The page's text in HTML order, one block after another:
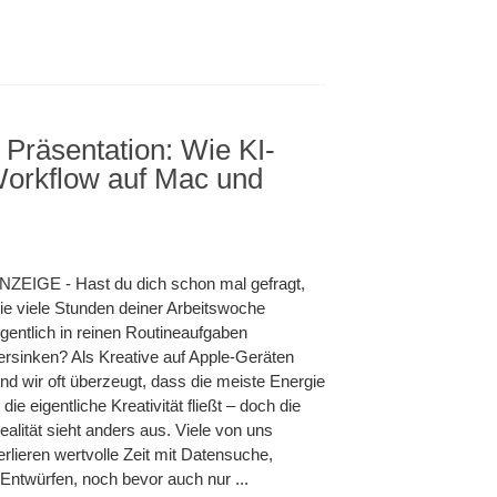
Wie KI-
auf Mac und
- Hast du dich schon mal gefragt,
viele Stunden deiner Arbeitswoche
in reinen Routineaufgaben
Als Kreative auf Apple-Geräten
wir oft überzeugt, dass die meiste Energie
die eigentliche Kreativität fließt – doch die
sieht anders aus. Viele von uns
wertvolle Zeit mit Datensuche,
noch bevor auch nur ...